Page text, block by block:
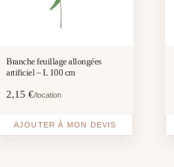
Branche feuillage allongées
artificiel – L 100 cm
2,15€/location
AJOUTER À MON DEVIS